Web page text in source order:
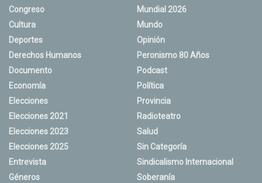
Congreso
Cultura
Deportes
Derechos Humanos
Documento
Economía
Elecciones
Elecciones 2021
Elecciones 2023
Elecciones 2025
Entrevista
Géneros
Mundial 2026
Mundo
Opinión
Peronismo 80 Años
Podcast
Política
Provincia
Radioteatro
Salud
Sin Categoría
Sindicalismo Internacional
Soberanía